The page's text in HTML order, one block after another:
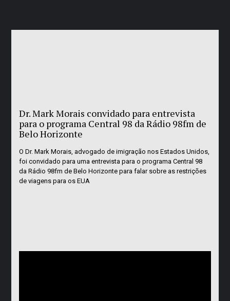
Dr. Mark Morais convidado para entrevista
para o programa Central 98 da Rádio 98fm de
Belo Horizonte
O Dr. Mark Morais, advogado de imigração nos Estados Unidos,
foi convidado para uma entrevista para o programa Central 98
da Rádio 98fm de Belo Horizonte para falar sobre as restrições
de viagens para os EUA